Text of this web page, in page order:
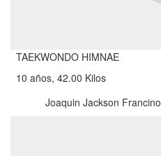
TAEKWONDO HIMNAE
10 años, 42.00 Kilos
Joaquin Jackson Francino